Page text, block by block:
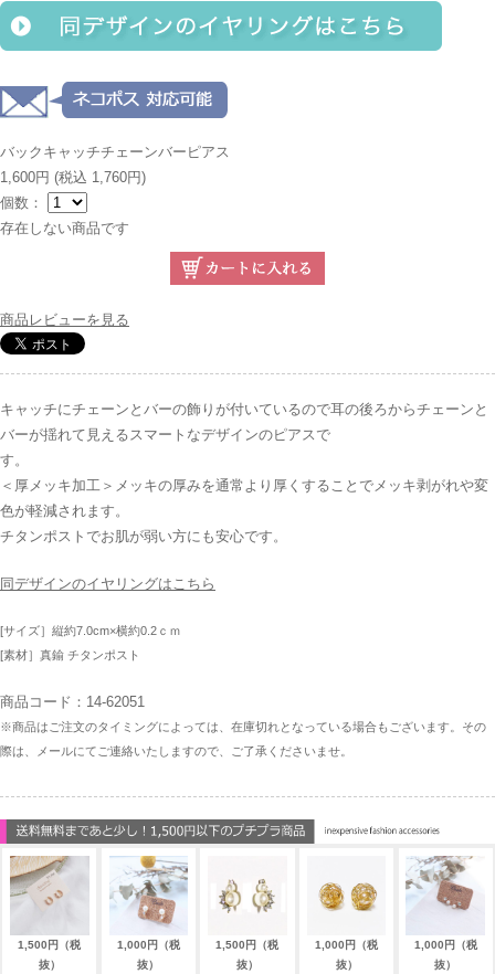
バックキャッチチェーンバーピアス
1,600円 (税込 1,760円)
個数：
存在しない商品です
商品レビューを見る
キャッチにチェーンとバーの飾りが付いているので耳の後ろからチェーンと
バーが揺れて見えるスマートなデザインのピアスで
す
＜厚メッキ加工＞メッキの厚みを通常より厚くすることでメッキ剥がれや変
色が軽減されます。
チタンポストでお肌が弱い方にも安心です。
同デザインのイヤリングはこちら
[サイズ］縦約7.0cm×横約0.2ｃｍ
[素材］真鍮 チタンポスト
商品コード：14-62051
※商品はご注文のタイミングによっては、在庫切れとなっている場合もございます。その
際は、メールにてご連絡いたしますので、ご了承くださいませ。
1,500円（税
抜）
1,000円（税
抜）
1,500円（税
抜）
1,000円（税
抜）
1,000円（税
抜）